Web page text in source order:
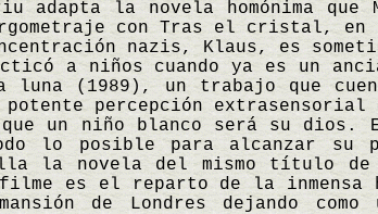
adapta la novela homónima que
con Tras el cristal, en
nazis, Klaus, es
a niños cuando ya es un
luna (1989), un trabajo que
potente percepción extrasensorial
un niño blanco será su
lo posible para alcanzar su
la novela del mismo título de
es el reparto de la inmensa
de Londres dejando